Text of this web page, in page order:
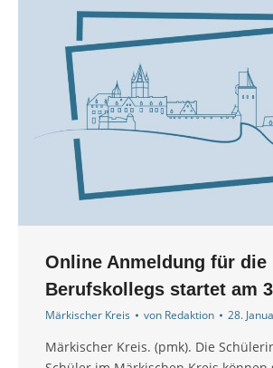
Online Anmeldung für die
Berufskollegs startet am
Märkischer Kreis von Redaktion 28.
Märkischer Kreis. (pmk). Die